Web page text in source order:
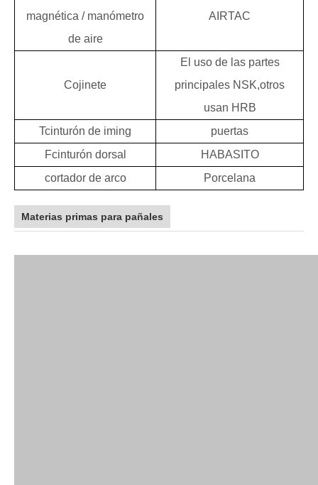
magnética / manómetro
de aire
AIRTAC
Cojinete
El uso de las partes
principales NSK,otros
usan HRB
Tcinturón de iming
puertas
Fcinturón dorsal
HABASITO
cortador de arco
Porcelana
Materias primas para pañales